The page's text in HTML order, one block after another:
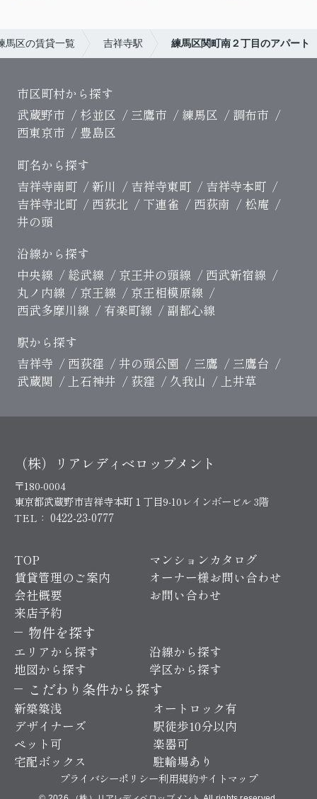
馬区の賃貸一覧 吉祥寺駅 練馬区関町南２丁目のアパート
市区町村から探す
武蔵野市
杉並区 三鷹市 練馬区
調布市
西東京市
豊島区
町名から探す
吉祥寺南町
新川 吉祥寺東町
吉祥寺本町
吉祥寺北町
西荻北 下連雀 西荻南
松庵
井の頭
沿線から探す
中央線
総武線 京王井の頭線
西武新宿線
丸ノ内線
京王線
京王相模原線
西武多摩川線
有楽町線
副都心線
駅から探す
吉祥寺
西荻窪 井の頭公園 三鷹
三鷹台
武蔵関
上石神井 荻窪 久我山 上井草
（株）リアレディベロップメント
〒180-0004
東京都武蔵野市吉祥寺本町１丁目9-10レインボービル 3階
TEL： 0422-23-0777
TOP
マンションカタログ
賃貸管理のご案内
オーナー様お問い合わせ
会社概要
お問い合わせ
来店予約
物件を探す
エリアから探す
沿線から探す
地図から探す
学区から探す
こだわり条件から探す
新築築浅
デザイナーズ
ペット可
宅配ボックス
オートロック有
駅徒歩10分以内
楽器可
駐輪場あり
プライバシーポリシー利用規約サイトマップ